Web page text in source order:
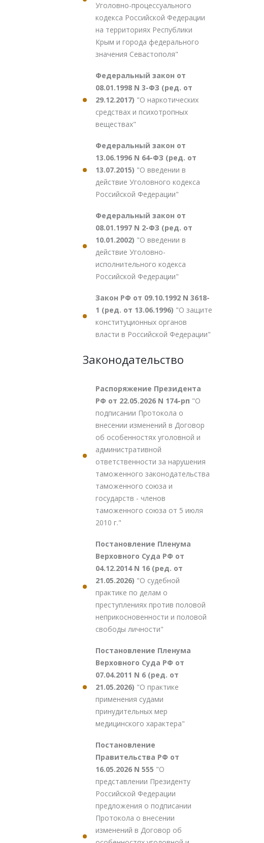
Уголовно-процессуального
кодекса Российской Федерации
на территориях Республики
Крым и города федерального
значения Севастополя"
Федеральный закон от
08.01.1998 N 3-ФЗ (ред. от
29.12.2017) "О наркотических
средствах и психотропных
веществах"
Федеральный закон от
13.06.1996 N 64-ФЗ (ред. от
13.07.2015) "О введении в
действие Уголовного кодекса
Российской Федерации"
Федеральный закон от
08.01.1997 N 2-ФЗ (ред. от
10.01.2002) "О введении в
действие Уголовно-
исполнительного кодекса
Российской Федерации"
Закон РФ от 09.10.1992 N 3618-
1 (ред. от 13.06.1996) "О защите
конституционных органов
власти в Российской Федерации"
Законодательство
Распоряжение Президента
РФ от 22.05.2026 N 174-рп "О
подписании Протокола о
внесении изменений в Договор
об особенностях уголовной и
административной
ответственности за нарушения
таможенного законодательства
таможенного союза и
государств - членов
таможенного союза от 5 июля
2010 г."
Постановление Пленума
Верховного Суда РФ от
04.12.2014 N 16 (ред. от
21.05.2026) "О судебной
практике по делам о
преступлениях против половой
неприкосновенности и половой
свободы личности"
Постановление Пленума
Верховного Суда РФ от
07.04.2011 N 6 (ред. от
21.05.2026) "О практике
применения судами
принудительных мер
медицинского характера"
Постановление
Правительства РФ от
16.05.2026 N 555 "О
представлении Президенту
Российской Федерации
предложения о подписании
Протокола о внесении
изменений в Договор об